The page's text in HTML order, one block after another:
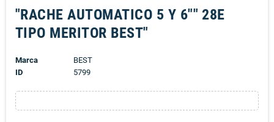
"RACHE AUTOMATICO 5 Y 6"" 28E
TIPO MERITOR BEST"
Marca
BEST
ID
5799